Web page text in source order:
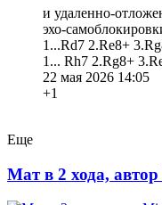
и удаленно-
эхо-
1...Rd7 2.Re8+
1... Rh7 2.Rg8+
22 мая 2026 14:05
+1
Еще
Мат в 2 хода,